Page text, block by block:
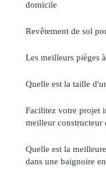
domicile
Revêtement de sol
Les meilleurs pièges
Quelle est la taille
Facilitez votre projet
meilleur constructeur
Quelle est la
dans une baignoire